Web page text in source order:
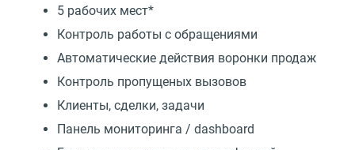
5 рабочих мест*
Контроль работы с обращениями
Автоматические действия воронки продаж
Контроль пропущеных вызовов
Клиенты, сделки, задачи
Панель мониторинга / dashboard